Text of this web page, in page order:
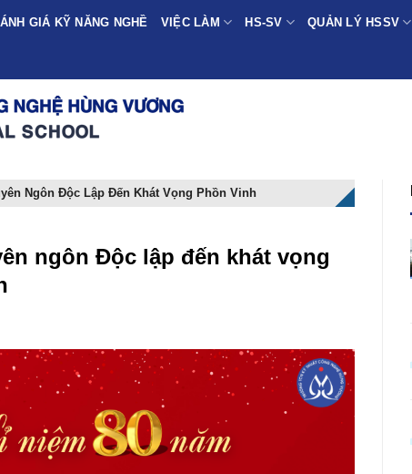
GIÁ KỸ NĂNG NGHỀ VIỆC LÀM HS-SV QUẢN LÝ HSSV
Ngôn Độc Lập Đến Khát Vọng Phồn Vinh
ngôn Độc lập đến khát vọng